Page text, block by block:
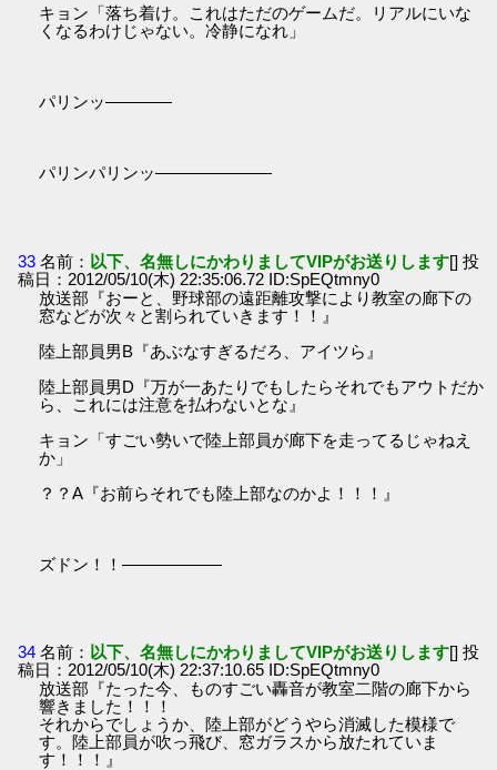
キョン「落ち着け。これはただのゲームだ。リアルにいな
くなるわけじゃない。冷静になれ」
パリンッ――――
パリンパリンッ―――――――
33 名前： 以下、名無しにかわりましてVIPがお送りします[] 投
稿日：2012/05/10(木) 22:35:06.72 ID:SpEQtmny0
放送部『おーと、野球部の遠距離攻撃により教室の廊下の
窓などが次々と割られていきます！！』
陸上部員男B『あぶなすぎるだろ、アイツら』
陸上部員男D『万が一あたりでもしたらそれでもアウトだか
ら、これには注意を払わないとな』
キョン「すごい勢いで陸上部員が廊下を走ってるじゃねえ
か」
？？A『お前らそれでも陸上部なのかよ！！！』
ズドン！！――――――
34 名前： 以下、名無しにかわりましてVIPがお送りします[] 投
稿日：2012/05/10(木) 22:37:10.65 ID:SpEQtmny0
放送部『たった今、ものすごい轟音が教室二階の廊下から
響きました！！！
それからでしょうか、陸上部がどうやら消滅した模様で
す。陸上部員が吹っ飛び、窓ガラスから放たれていま
す！！！』